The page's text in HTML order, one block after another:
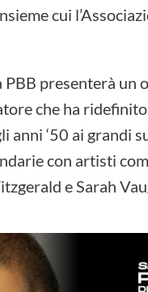
cui
presenterà un
che ha
anni ‘50 ai grandi
con artisti
e Sarah